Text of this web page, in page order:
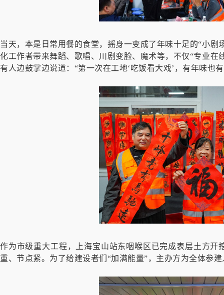
当天，本是日常用餐的食堂，摇身一变成了年味十足的“小剧
化工作者带来舞蹈、歌唱、川剧变脸、魔术等，不仅“专业在
有人边鼓掌边说道：“第一次在工地‘吃饭看大戏’，有年味也
作为市级重大工程，上海宝山站东咽喉区已完成表层土方
重、节点紧。为了给建设者们“加满能量”，主办方为全体参